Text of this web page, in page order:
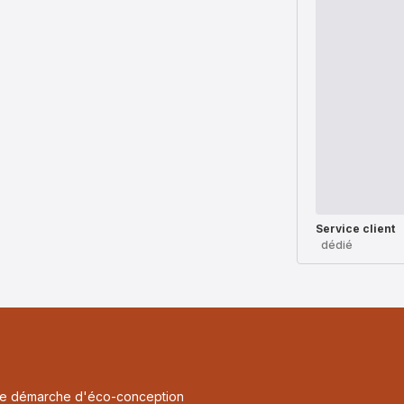
Service client
dédié
démarche d'éco-conception